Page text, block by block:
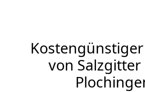
von Salzgitter